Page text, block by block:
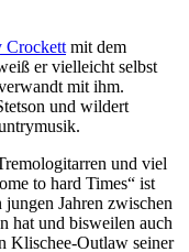
Crockett mit dem
er vielleicht selbst
mit ihm.
und wildert
und viel
to hard Times“ ist
Jahren zwischen
hat und bisweilen auch
Klischee-Outlaw seiner